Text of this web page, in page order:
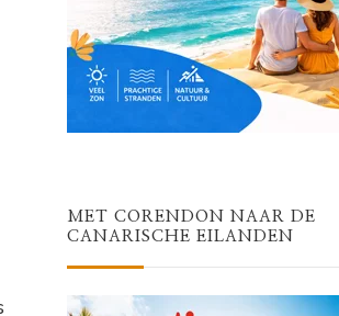
MET CORENDON NAAR DE
CANARISCHE EILANDEN